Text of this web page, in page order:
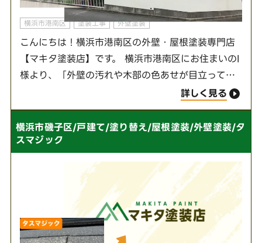
横浜市港南区 塗装工事 外壁塗装
こんにちは！横浜市港南区の外壁・屋根塗装専門店
【マキタ塗装店】です。 横浜市港南区にお住まいのI
様より、「外壁の汚れや木部の色あせが目立ってき
て、家全体が古く見えるようになってきた。特に木
製の雨戸や軒天の色あせが気になっている。」と…
詳しく見る
横浜市磯子区/戸建て/塗り替え/屋根塗装/外壁塗装/タ
スマジック